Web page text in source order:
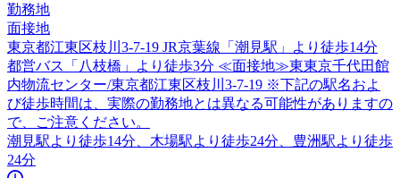
勤務地
面接地
東京都江東区枝川3-7-19 JR京葉線「潮見駅」より徒歩14分
都営バス「八枝橋」より徒歩3分 ≪面接地≫東東京千代田館
内物流センター/東京都江東区枝川3-7-19 ※下記の駅名およ
び徒歩時間は、実際の勤務地とは異なる可能性がありますの
で、ご注意ください。
潮見駅より徒歩14分、木場駅より徒歩24分、豊洲駅より徒歩
24分